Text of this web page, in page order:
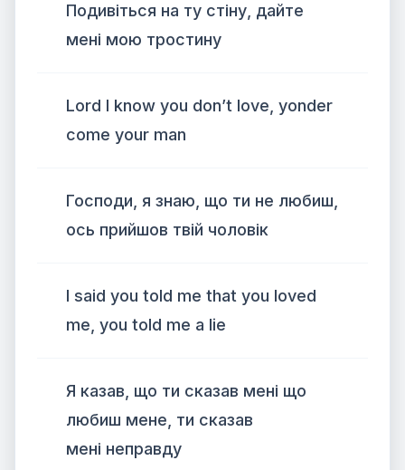
Подивіться на ту стіну, дайте
мені мою тростину
Lord I know you don’t love, yonder
come your man
Господи, я знаю, що ти не любиш,
ось прийшов твій чоловік
I said you told me that you loved
me, you told me a lie
Я казав, що ти сказав мені що
любиш мене, ти сказав
мені неправду